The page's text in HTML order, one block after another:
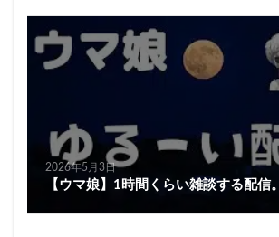
2026年5月3日
【ウマ娘】1時間くらい雑談する配信。